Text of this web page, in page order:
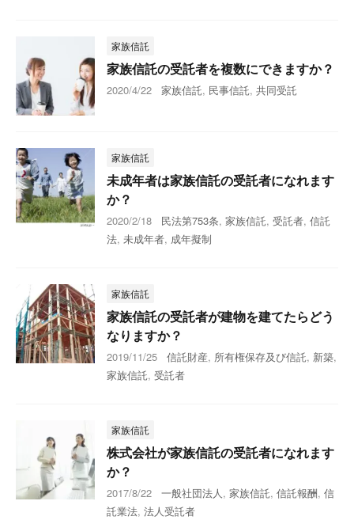
家族信託
家族信託の受託者を複数にできますか？
2020/4/22 家族信託, 民事信託, 共同受託
家族信託
未成年者は家族信託の受託者になれます
か？
2020/2/18 民法第753条, 家族信託, 受託者, 信託
法, 未成年者, 成年擬制
家族信託
家族信託の受託者が建物を建てたらどう
なりますか？
2019/11/25 信託財産, 所有権保存及び信託, 新築,
家族信託, 受託者
家族信託
株式会社が家族信託の受託者になれます
か？
2017/8/22 一般社団法人, 家族信託, 信託報酬, 信
託業法, 法人受託者